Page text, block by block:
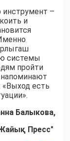
инструмент –
и
системы
пройти
«Выход есть
Балыкова,
Пресс"